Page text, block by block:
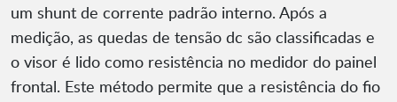
um shunt de corrente padrão interno. Após a
medição, as quedas de tensão dc são classificadas e
o visor é lido como resistência no medidor do painel
frontal. Este método permite que a resistência do fio